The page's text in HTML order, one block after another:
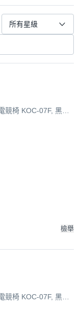
所有星級
椅 KOC-07F, 黑配
檢舉
椅 KOC-07F, 黑配